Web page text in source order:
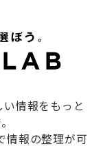
情報をもっと
情報の整理が可